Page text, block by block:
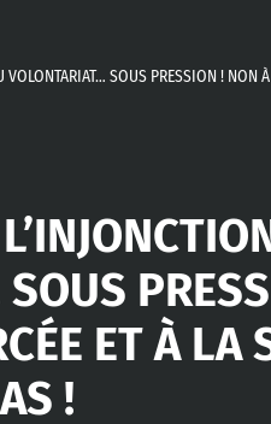
SOUS PRESSION ! NON
ET À LA
!